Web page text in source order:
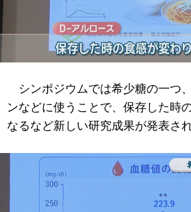
シンポジウムでは希少糖の一つ
ンなどに使うことで、保存した時
なるなど新しい研究成果が発表さ